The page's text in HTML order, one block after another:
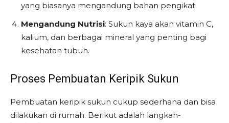
yang biasanya mengandung bahan pengikat.
Mengandung Nutrisi: Sukun kaya akan vitamin C,
kalium, dan berbagai mineral yang penting bagi
kesehatan tubuh.
Proses Pembuatan Keripik Sukun
Pembuatan keripik sukun cukup sederhana dan bisa
dilakukan di rumah. Berikut adalah langkah-